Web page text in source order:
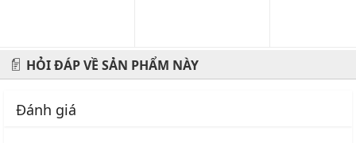
HỎI ĐÁP VỀ SẢN PHẨM NÀY
Đánh giá